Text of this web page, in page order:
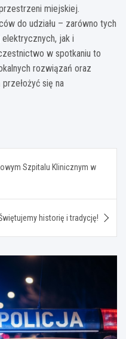
miejskiej.
do udziału – zarówno tych
jak i
w spotkaniu to
rozwiązań oraz
się na
Szpitalu Klinicznym w
historię i tradycję!